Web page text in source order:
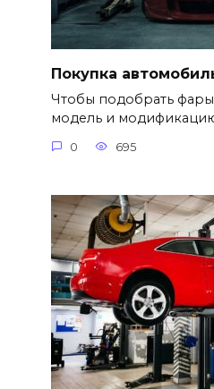
Покупка
Чтобы подобрать
модель и
0 695